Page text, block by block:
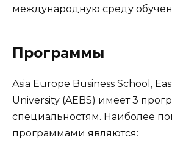
международную среду
Программы
Asia Europe Business School,
University (AEBS) имеет 3
специальностям. Наиболее
программами являются: